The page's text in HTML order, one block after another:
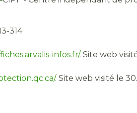
314
infos.fr/. Site web
. Site web visité le